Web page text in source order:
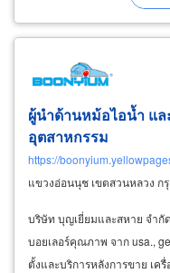
คอนกรีต (concrete sheet
ผู้นำด้านหม้อไอน้ำ แล
อุตสาหกรรม
https://
แขวงอ่อนนุช เขตสวนหลวง ก
บริษัท บุญเยี่ยมและสหาย จำ
บอยเลอร์คุณภาพ จาก usa.,
ตั้งและบริการหลังการขาย เค